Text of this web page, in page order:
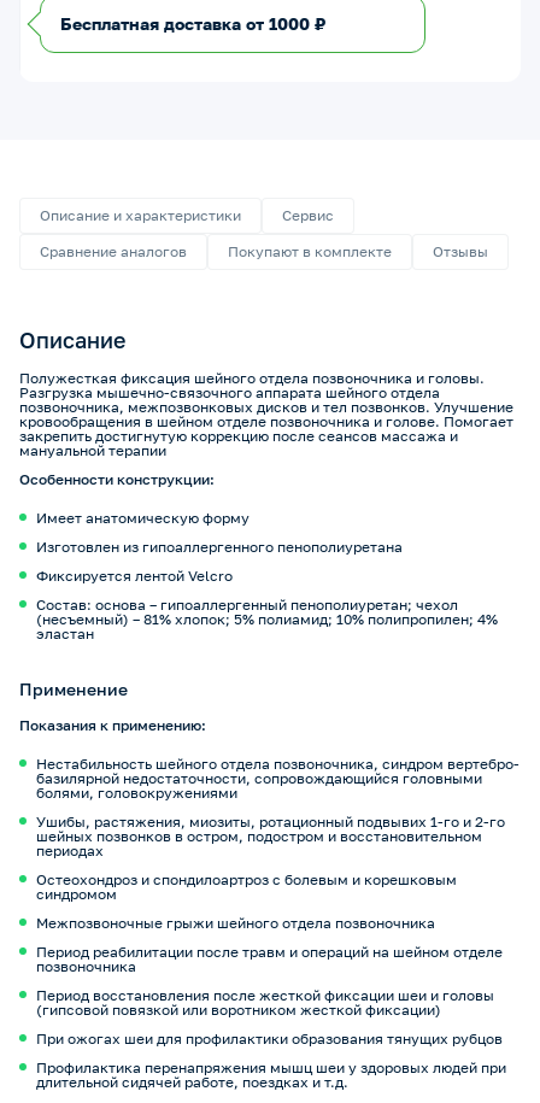
Бесплатная доставка от 1000 ₽
Описание и характеристики
Сервис
Сравнение аналогов
Покупают в комплекте Отзывы
Описание
Полужесткая фиксация шейного отдела позвоночника и головы.
Разгрузка мышечно-связочного аппарата шейного отдела
позвоночника, межпозвонковых дисков и тел позвонков. Улучшение
кровообращения в шейном отделе позвоночника и голове. Помогает
закрепить достигнутую коррекцию после сеансов массажа и
мануальной терапии
Особенности конструкции:
Имеет анатомическую форму
Изготовлен из гипоаллергенного пенополиуретана
Фиксируется лентой Velcro
Состав: основа – гипоаллергенный пенополиуретан; чехол
(несъемный) – 81% хлопок; 5% полиамид; 10% полипропилен; 4%
эластан
Применение
Показания к применению:
Нестабильность шейного отдела позвоночника, синдром вертебро-
базилярной недостаточности, сопровождающийся головными
болями, головокружениями
Ушибы, растяжения, миозиты, ротационный подвывих 1-го и 2-го
шейных позвонков в остром, подостром и восстановительном
периодах
Остеохондроз и спондилоартроз с болевым и корешковым
синдромом
Межпозвоночные грыжи шейного отдела позвоночника
Период реабилитации после травм и операций на шейном отделе
позвоночника
Период восстановления после жесткой фиксации шеи и головы
(гипсовой повязкой или воротником жесткой фиксации)
При ожогах шеи для профилактики образования тянущих рубцов
Профилактика перенапряжения мышц шеи у здоровых людей при
длительной сидячей работе, поездках и т.д.